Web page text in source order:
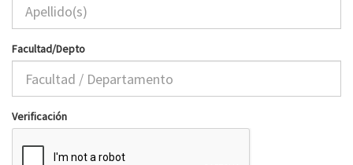
Facultad/Depto
Verificación